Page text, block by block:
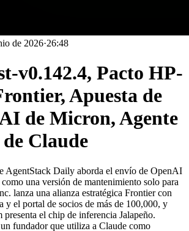
de 2026·26:48
v0.142.4, Pacto HP-
Apuesta de
de Micron, Agente
Claude
AgentStack Daily aborda el envío de OpenAI
una versión de mantenimiento solo para
lanza una alianza estratégica Frontier con
y el portal de socios de más de 100,000, y
el chip de inferencia Jalapeño.
fundador que utiliza a Claude como